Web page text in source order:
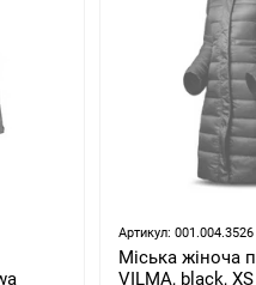
Артикул: 001.004.3526
Міська жіноча
VILMA, black,